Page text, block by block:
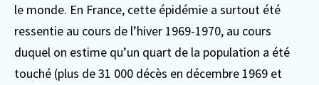
le monde. En France, cette épidémie a surtout été
ressentie au cours de l’hiver 1969-1970, au cours
duquel on estime qu’un quart de la population a été
touché (plus de 31 000 décès en décembre 1969 et